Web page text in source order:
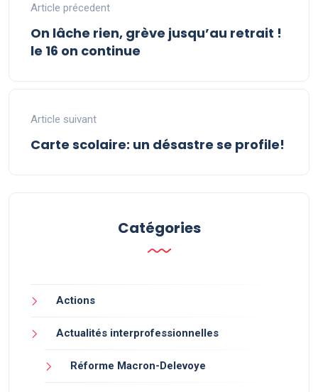
Article précedent
On lâche rien, grève jusqu’au retrait !
le 16 on continue
Article suivant
Carte scolaire: un désastre se profile!
Catégories
Actions
Actualités interprofessionnelles
Réforme Macron-Delevoye